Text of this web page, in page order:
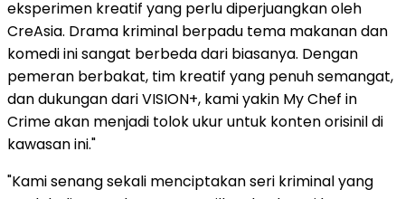
eksperimen kreatif yang perlu diperjuangkan oleh
CreAsia. Drama kriminal berpadu tema makanan dan
komedi ini sangat berbeda dari biasanya. Dengan
pemeran berbakat, tim kreatif yang penuh semangat,
dan dukungan dari VISION+, kami yakin My Chef in
Crime akan menjadi tolok ukur untuk konten orisinil di
kawasan ini."
"Kami senang sekali menciptakan seri kriminal yang